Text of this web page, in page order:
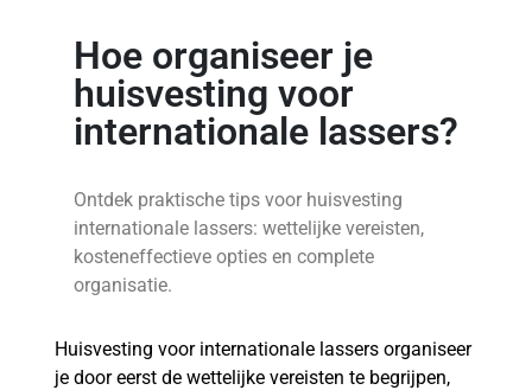
Hoe organiseer je
huisvesting voor
internationale lassers?
Ontdek praktische tips voor huisvesting
internationale lassers: wettelijke vereisten,
kosteneffectieve opties en complete
organisatie.
Huisvesting voor internationale lassers organiseer
je door eerst de wettelijke vereisten te begrijpen,